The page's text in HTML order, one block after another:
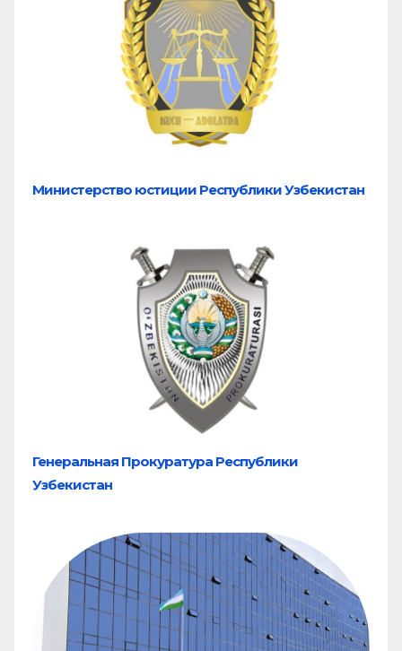
Министерство юстиции Республики Узбекистан
Генеральная Прокуратура Республики
Узбекистан